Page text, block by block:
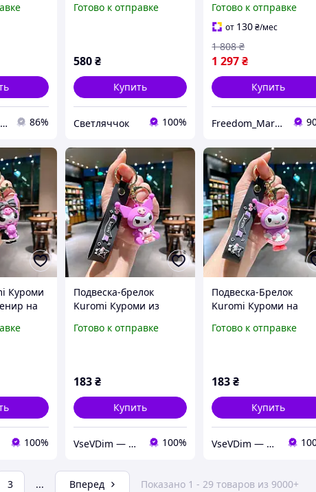
Різні_дрібнички 86%
ежедневник из дерева,
Готово к отправке
580₴
Купить
Светляччок 100%
аниме подарок для
детей 70 см MEL0349
Готово к отправке
от 130₴/мес
1 297₴
1 808 ₴
Купить
Freedom_Market
Куроми
на
100%
Подвеска-брелок
Kuromi Куроми из
Рюкзак в Подарок
Готово к отправке
183₴
Купить
VseVDim — товари, що роблять життя простішим 100%
Подвеска-Брелок
Kuromi Куроми на
Телефон для Девочки
Готово к отправке
183₴
Купить
VseVDim — товари, що роблять життя простішим
3 ... Вперед Показано 1 - 29 товаров из 9000+